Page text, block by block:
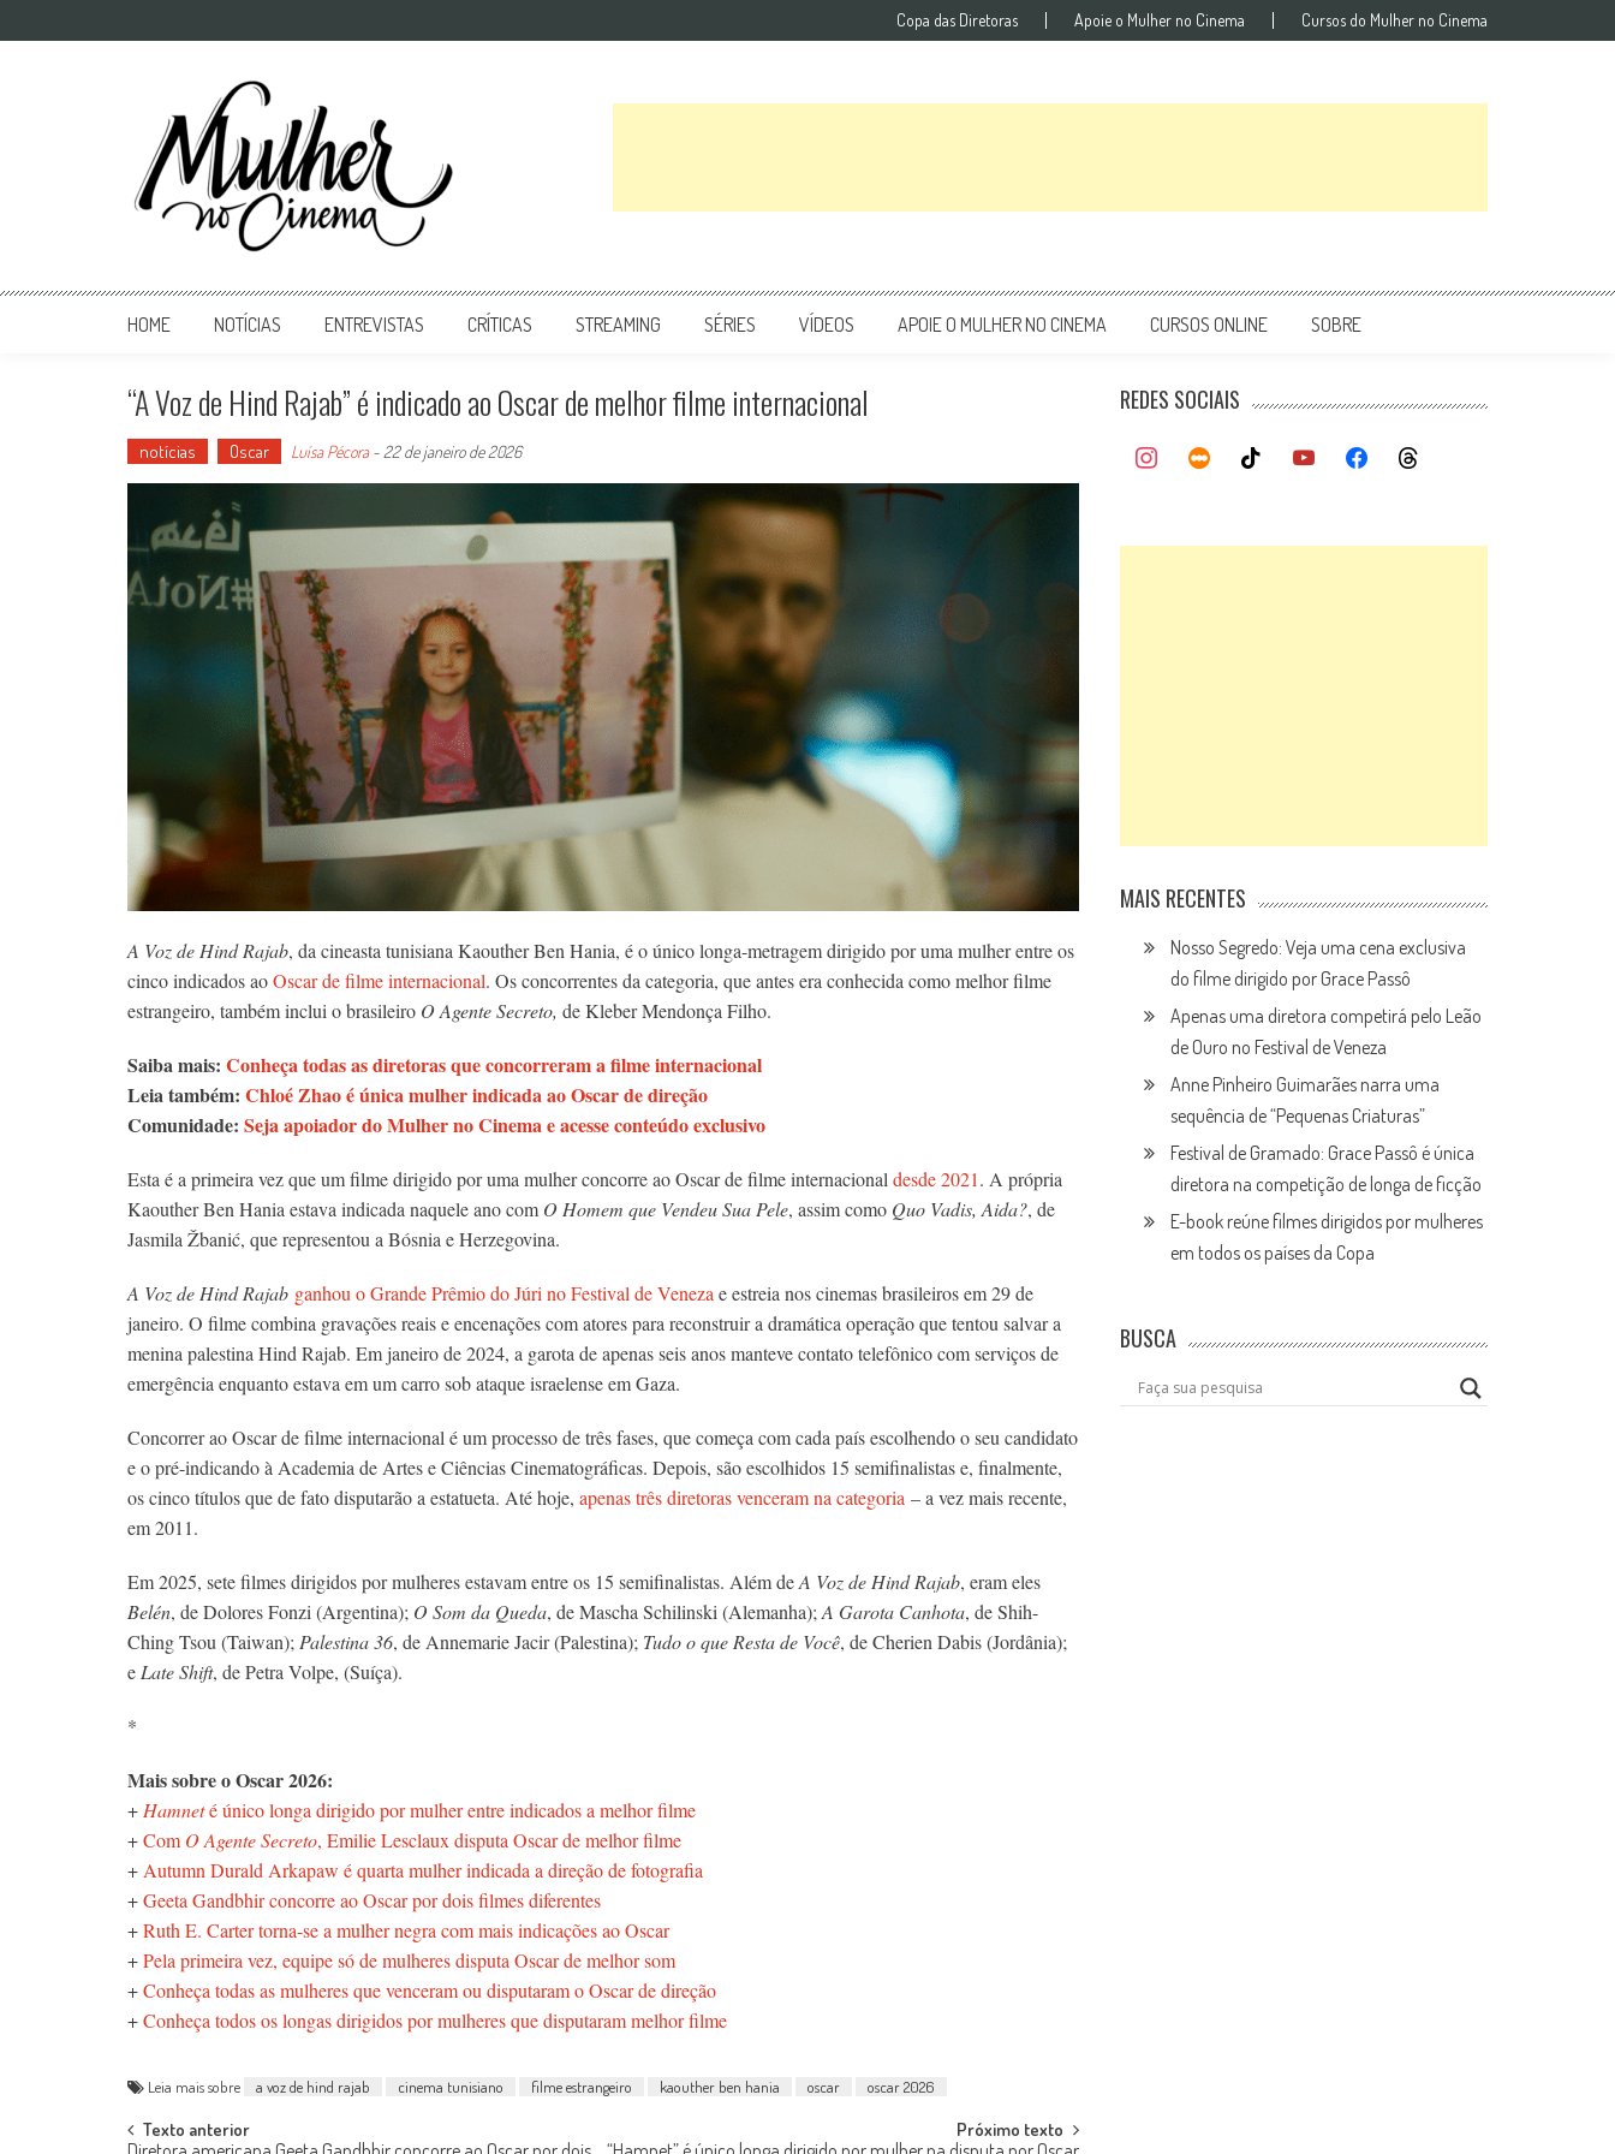
Copa das Diretoras Apoie o Mulher no Cinema Cursos do Mulher no Cinema
Mulher no Cinema
HOME NOTÍCIAS ENTREVISTAS CRÍTICAS STREAMING SÉRIES VÍDEOS APOIE O MULHER NO CINEMA CURSOS ONLINE SOBRE
“A Voz de Hind Rajab” é indicado ao Oscar de melhor filme internacional
notícias Oscar Luísa Pécora- 22 de janeiro de 2026
A Voz de Hind Rajab, da cineasta tunisiana Kaouther Ben Hania, é o único longa-metragem dirigido por uma mulher entre os
cinco indicados aoOscar de filme internacional. Os concorrentes da categoria, que antes era conhecida como melhor filme
estrangeiro, também inclui o brasileiro O Agente Secreto, de Kleber Mendonça Filho.
Saiba mais: Conheça todas as diretoras que concorreram a filme internacional
Leia também: Chloé Zhao é única mulher indicada ao Oscar de direção
Comunidade: Seja apoiador do Mulher no Cinema e acesse conteúdo exclusivo
Esta é a primeira vez que um filme dirigido por uma mulher concorre ao Oscar de filme internacionaldesde 2021. A própria
Kaouther Ben Hania estava indicada naquele ano com O Homem que Vendeu Sua Pele, assim como Quo Vadis, Aida?, de
Jasmila Žbanić, que representou a Bósnia e Herzegovina.
A Voz de Hind Rajab ganhou o Grande Prêmio do Júri no Festival de Venezae estreia nos cinemas brasileiros em 29 de
janeiro. O filme combina gravações reais e encenações com atores para reconstruir a dramática operação que tentou salvar a
menina palestina Hind Rajab. Em janeiro de 2024, a garota de apenas seis anos manteve contato telefônico com serviços de
emergência enquanto estava em um carro sob ataque israelense em Gaza.
Concorrer ao Oscar de filme internacional é um processo de três fases, que começa com cada país escolhendo o seu candidato
e o pré-indicando à Academia de Artes e Ciências Cinematográficas. Depois, são escolhidos 15 semifinalistas e, finalmente,
os cinco títulos que de fato disputarão a estatueta. Até hoje, apenas três diretoras venceram na categoria – a vez mais recente,
em 2011.
Em 2025, sete filmes dirigidos por mulheres estavam entre os 15 semifinalistas. Além deA Voz de Hind Rajab, eram eles
Belén, de Dolores Fonzi (Argentina); O Som da Queda, de Mascha Schilinski (Alemanha);A Garota Canhota, de Shih-
Ching Tsou (Taiwan);Palestina 36, de Annemarie Jacir (Palestina); Tudo o que Resta de Você, de Cherien Dabis (Jordânia);
eLate Shift, de Petra Volpe, (Suíça).
*
Mais sobre o Oscar 2026:
+Hamneté único longa dirigido por mulher entre indicados a melhor filme
+Com O Agente Secreto, Emilie Lesclaux disputa Oscar de melhor filme
+Autumn Durald Arkapaw é quarta mulher indicada a direção de fotografia
+Geeta Gandbhir concorre ao Oscar por dois filmes diferentes
+Ruth E. Carter torna-se a mulher negra com mais indicações ao Oscar
+Pela primeira vez, equipe só de mulheres disputa Oscar de melhor som
+Conheça todas as mulheres que venceram ou disputaram o Oscar de direção
+Conheça todos os longas dirigidos por mulheres que disputaram melhor filme
Leia mais sobre a voz de hind rajab cinema tunisiano filme estrangeiro kaouther ben hania oscar oscar 2026
Post
Texto anterior Próximo texto
REDES SOCIAIS
MAIS RECENTES
Nosso Segredo: Veja uma cena exclusiva
do filme dirigido por Grace Passô
Apenas uma diretora competirá pelo Leão
de Ouro no Festival de Veneza
Anne Pinheiro Guimarães narra uma
sequência de “Pequenas Criaturas”
Festival de Gramado: Grace Passô é única
diretora na competição de longa de ficção
E-book reúne filmes dirigidos por mulheres
em todos os países da Copa
BUSCA